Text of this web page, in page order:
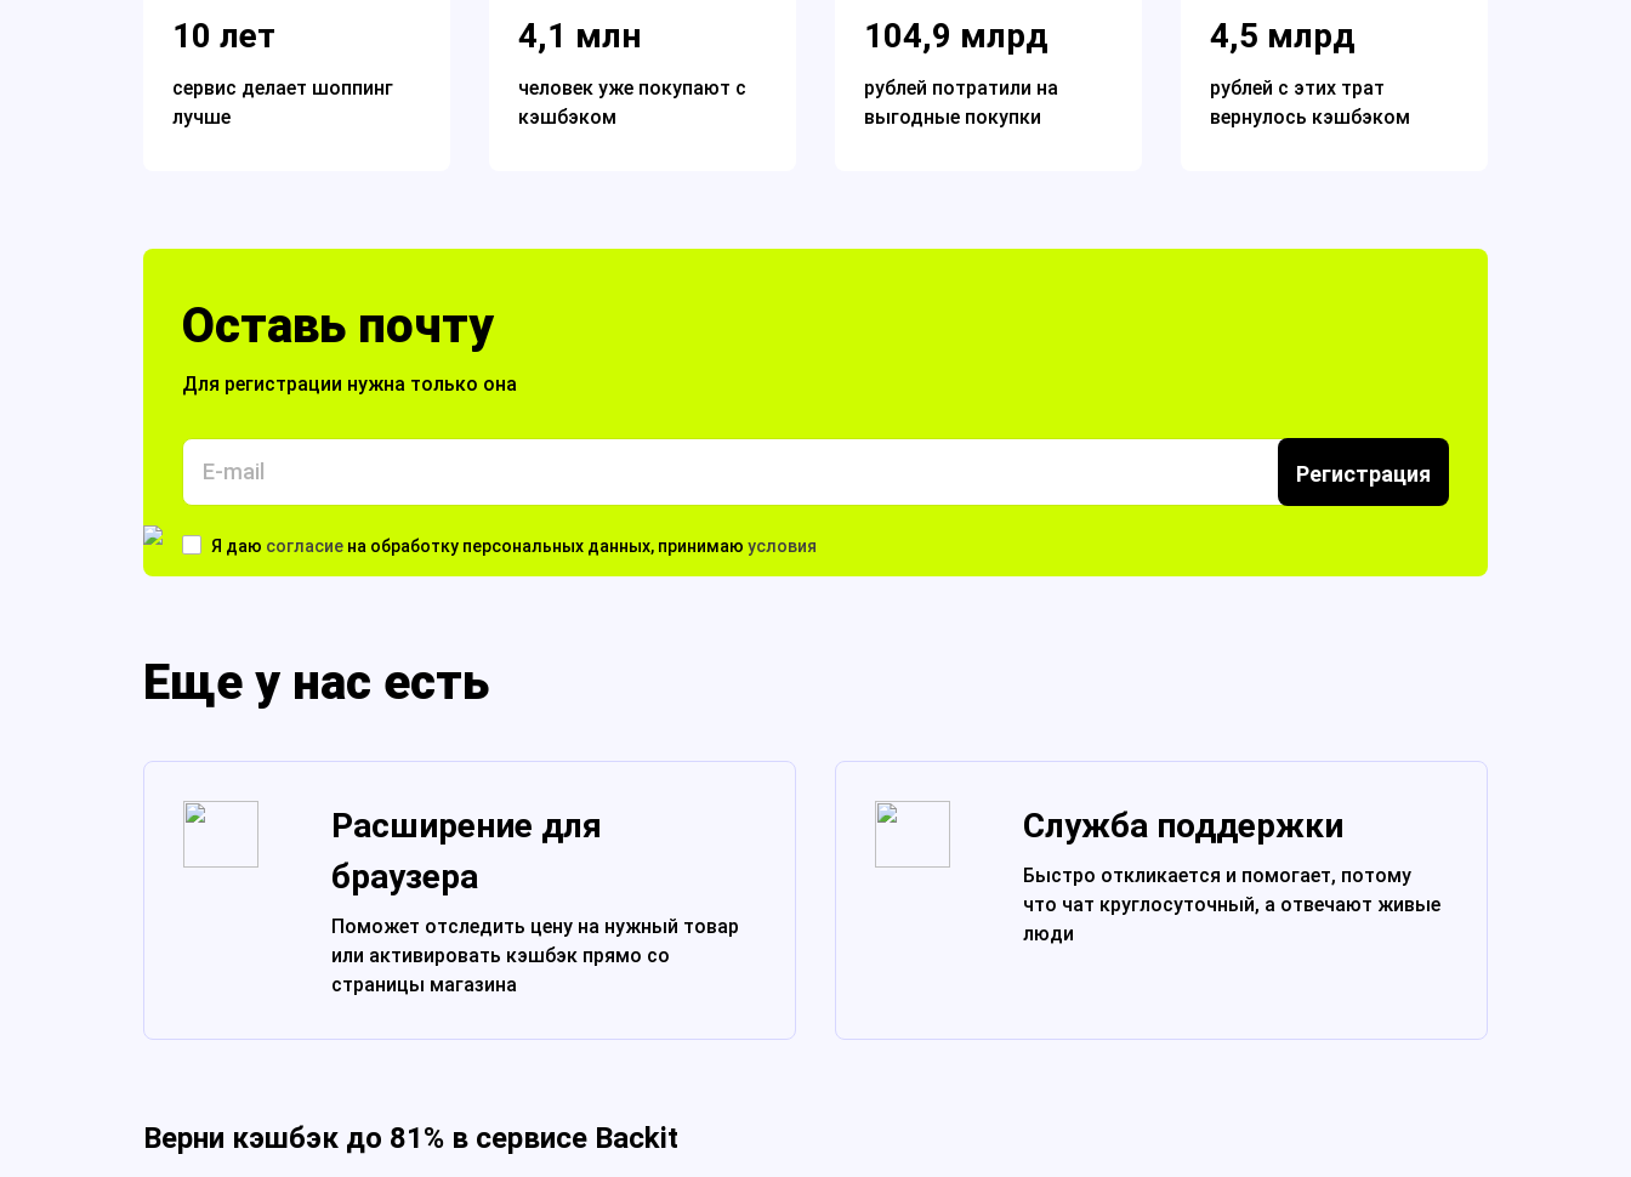
10 лет
сервис делает шоппинг
лучше
4,1 млн
человек уже покупают с
кэшбэком
104,9 млрд
рублей потратили на
выгодные покупки
4,5 млрд
рублей с этих трат
вернулось кэшбэком
Оставь почту
Для регистрации нужна только она
Регистрация
Я даю согласие на обработку персональных данных, принимаю условия
Еще у нас есть
Расширение для
браузера
Поможет отследить цену на нужный товар
или активировать кэшбэк прямо со
страницы магазина
Служба поддержки
Быстро откликается и помогает, потому
что чат круглосуточный, а отвечают живые
люди
Верни кэшбэк до 81% в сервисе Backit